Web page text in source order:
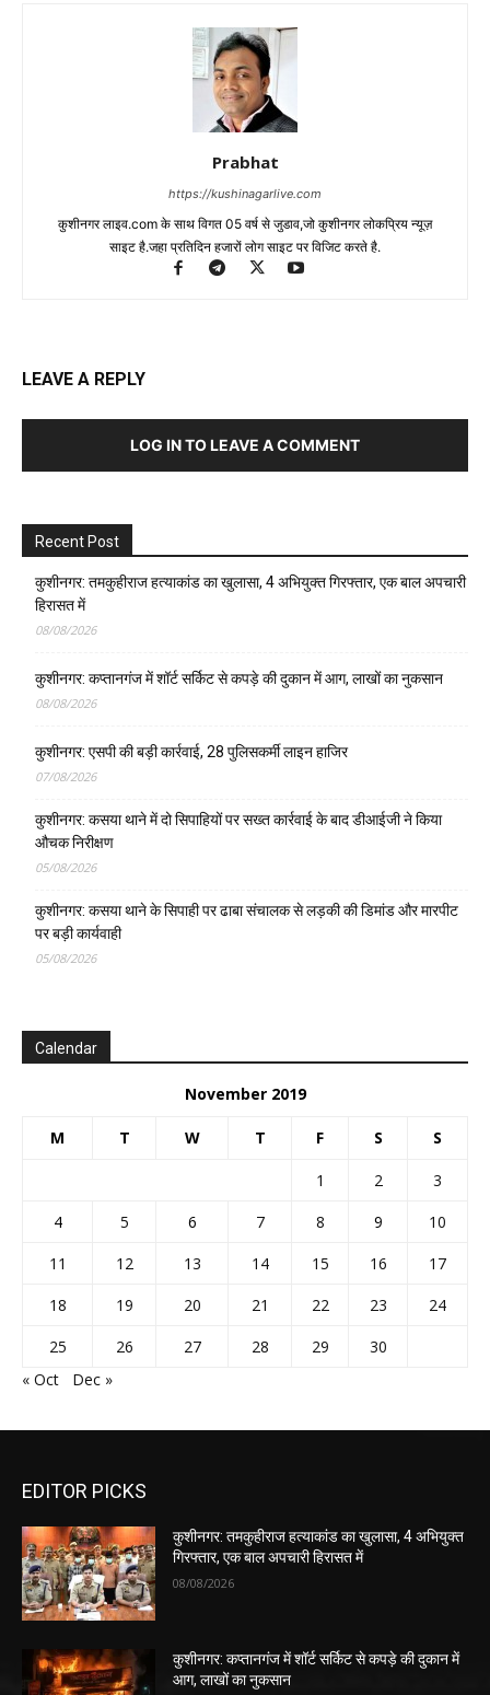
Prabhat
https://kushinagarlive.com
कुशीनगर लाइव.com के साथ विगत 05 वर्ष से जुडाव,जो कुशीनगर लोकप्रिय न्यूज़
साइट है.जहा प्रतिदिन हजारों लोग साइट पर विजिट करते है.
LEAVE A REPLY
LOG IN TO LEAVE A COMMENT
Recent Post
कुशीनगर: तमकुहीराज हत्याकांड का खुलासा, 4 अभियुक्त गिरफ्तार, एक बाल अपचारी
हिरासत में
08/08/2026
कुशीनगर: कप्तानगंज में शॉर्ट सर्किट से कपड़े की दुकान में आग, लाखों का नुकसान
08/08/2026
कुशीनगर: एसपी की बड़ी कार्रवाई, 28 पुलिसकर्मी लाइन हाजिर
07/08/2026
कुशीनगर: कसया थाने में दो सिपाहियों पर सख्त कार्रवाई के बाद डीआईजी ने किया
औचक निरीक्षण
05/08/2026
कुशीनगर: कसया थाने के सिपाही पर ढाबा संचालक से लड़की की डिमांड और मारपीट
पर बड़ी कार्यवाही
05/08/2026
Calendar
November 2019
M T W T F S S
1 2
3
4
5 6 7 8 9
10
11
12 13 14 15 16
17
18
19 20 21 22 23
24
25
26 27 28 29
30
« Oct
Dec »
EDITOR PICKS
कुशीनगर: तमकुहीराज हत्याकांड का खुलासा, 4 अभियुक्त
गिरफ्तार, एक बाल अपचारी हिरासत में
08/08/2026
कुशीनगर: कप्तानगंज में शॉर्ट सर्किट से कपड़े की दुकान में
आग, लाखों का नुकसान